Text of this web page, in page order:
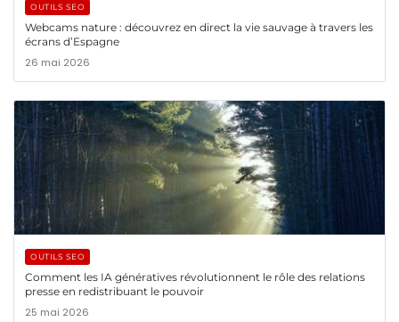
OUTILS SEO
Webcams nature : découvrez en direct la vie sauvage à travers les
écrans d’Espagne
26 mai 2026
OUTILS SEO
Comment les IA génératives révolutionnent le rôle des relations
presse en redistribuant le pouvoir
25 mai 2026